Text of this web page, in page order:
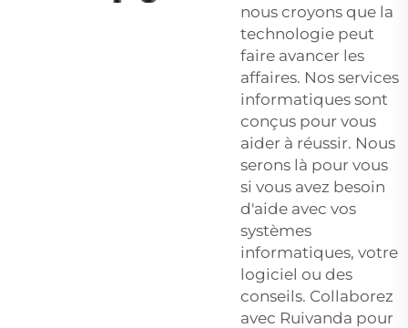
nous croyons que la
technologie peut
faire avancer les
affaires. Nos services
informatiques sont
conçus pour vous
aider à réussir. Nous
serons là pour vous
si vous avez besoin
d'aide avec vos
systèmes
informatiques, votre
logiciel ou des
conseils. Collaborez
avec Ruivanda pour